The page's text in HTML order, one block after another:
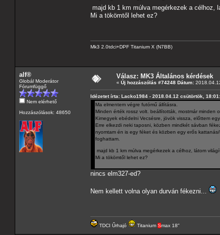
majd kb 1 km múlva megérkezek a
Mi a tökömtől lehet ez?
Mk3 2.0tdci+DPF Titanium X (N7BB)
alf®
Globál Moderátor
Fórumfüggő
Nem elérhető
Hozzászólások: 48650
Válasz: MK3 Általános kérdések
« Új hozzászólás #74248 Dátum:
Idézetet írta: Lacko1984 - 2018.04.12 csütörtök,
Ma elmentem végre futómű állításra.
Minden érték rossz volt. beállították, mostmár minden
Kimegyek ebédelni Vecsésre, jövök vissza, előttem
Erre elkezdi neki taposni, közben mindkét sávban
nyomtam én is egy féket és közben egy erős
foghattam.
majd kb 1 km múlva megérkezek a célhoz, látom
Mi a tökömtől lehet ez?
nincs elm327-ed?
Nem kellett volna olyan durván fékezni...
TDCI Űrhajó Titanium Smax 18"